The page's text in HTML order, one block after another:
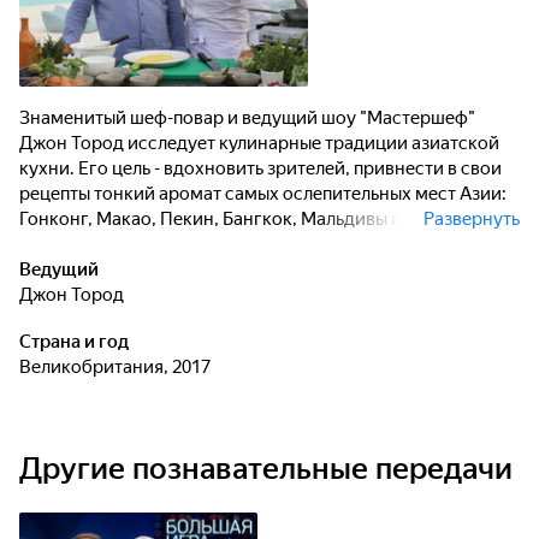
Знаменитый шеф-повар и ведущий шоу "Мастершеф"
Джон Тород исследует кулинарные традиции азиатской
кухни. Его цель - вдохновить зрителей, привнести в свои
рецепты тонкий аромат самых ослепительных мест Азии:
Гонконг, Макао, Пекин, Бангкок, Мальдивы и Индия. В
стритфудом, рецептами лучших шеф-поваров шикарных
отелей и ресторанов. Дегустировать традиционные
способы приготовления блюд, а в конце, применив новые
знания и особенности той или иной кухни, ведущий
Развернуть
Ведущий
Джон Тород
Страна и год
Великобритания, 2017
Другие познавательные передачи